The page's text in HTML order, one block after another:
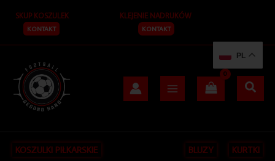
treści
SKUP KOSZULEK
KONTAKT
KLEJENIE NADRUKÓW
KONTAKT
KOSZULKI PIŁKARSKIE BLUZY KURTKI
PL